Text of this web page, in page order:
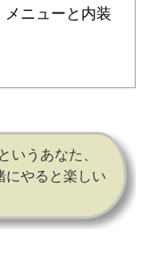
メニューと内装
いうあなた、
にやると楽しい